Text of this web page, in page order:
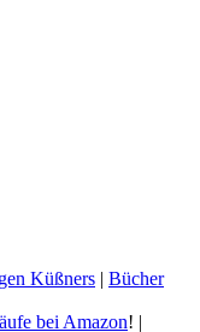
Küßners | Bücher
bei Amazon! |